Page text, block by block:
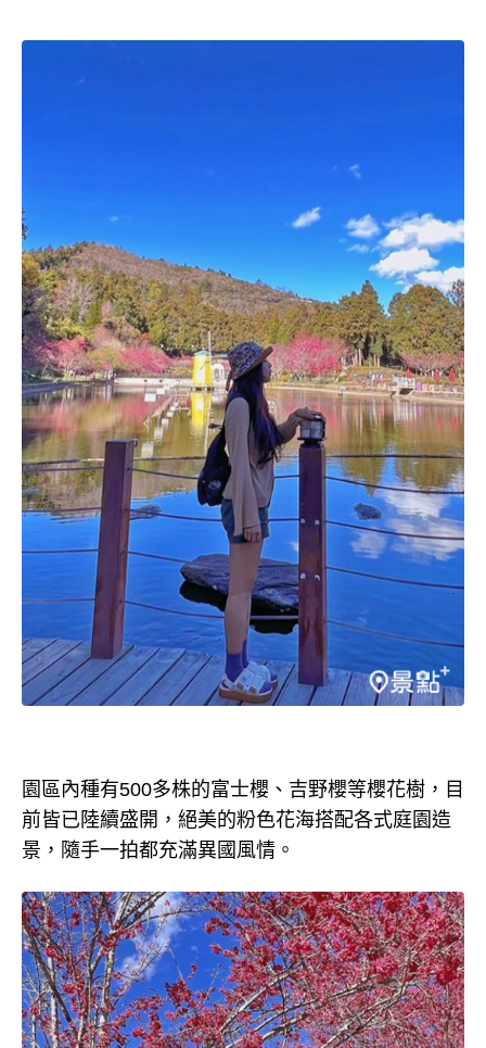
園區內種有500多株的富士櫻、吉野櫻等櫻花樹，目
前皆已陸續盛開，絕美的粉色花海搭配各式庭園造
景，隨手一拍都充滿異國風情。